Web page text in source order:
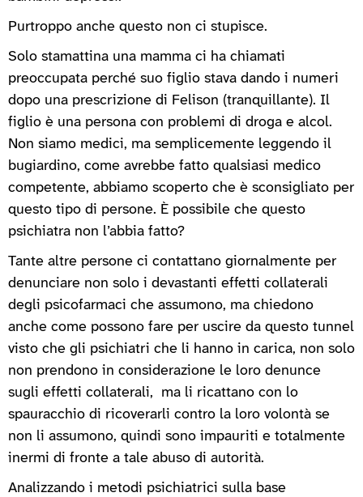
Purtroppo anche questo non ci stupisce.
Solo stamattina una mamma ci ha chiamati
preoccupata perché suo figlio stava dando i numeri
dopo una prescrizione di Felison (tranquillante). Il
figlio è una persona con problemi di droga e alcol.
Non siamo medici, ma semplicemente leggendo il
bugiardino, come avrebbe fatto qualsiasi medico
competente, abbiamo scoperto che è sconsigliato per
questo tipo di persone. È possibile che questo
psichiatra non l’abbia fatto?
Tante altre persone ci contattano giornalmente per
denunciare non solo i devastanti effetti collaterali
degli psicofarmaci che assumono, ma chiedono
anche come possono fare per uscire da questo tunnel
visto che gli psichiatri che li hanno in carica, non solo
non prendono in considerazione le loro denunce
sugli effetti collaterali, ma li ricattano con lo
spauracchio di ricoverarli contro la loro volontà se
non li assumono, quindi sono impauriti e totalmente
inermi di fronte a tale abuso di autorità.
Analizzando i metodi psichiatrici sulla base